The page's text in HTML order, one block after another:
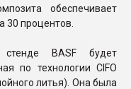
обеспечивает
30 процентов.
BASF будет
по технологии CIFO
литья). Она была